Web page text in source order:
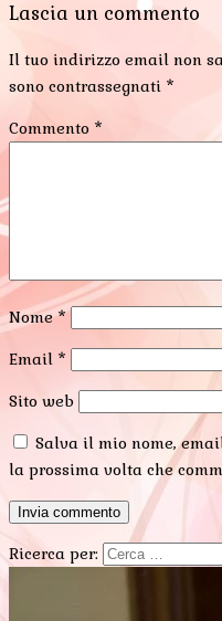
Lascia un commento
Il tuo indirizzo email non
sono contrassegnati *
Commento *
Nome*
Email *
Sito web
Salva il mio nome,
la prossima volta che
Ricerca per: